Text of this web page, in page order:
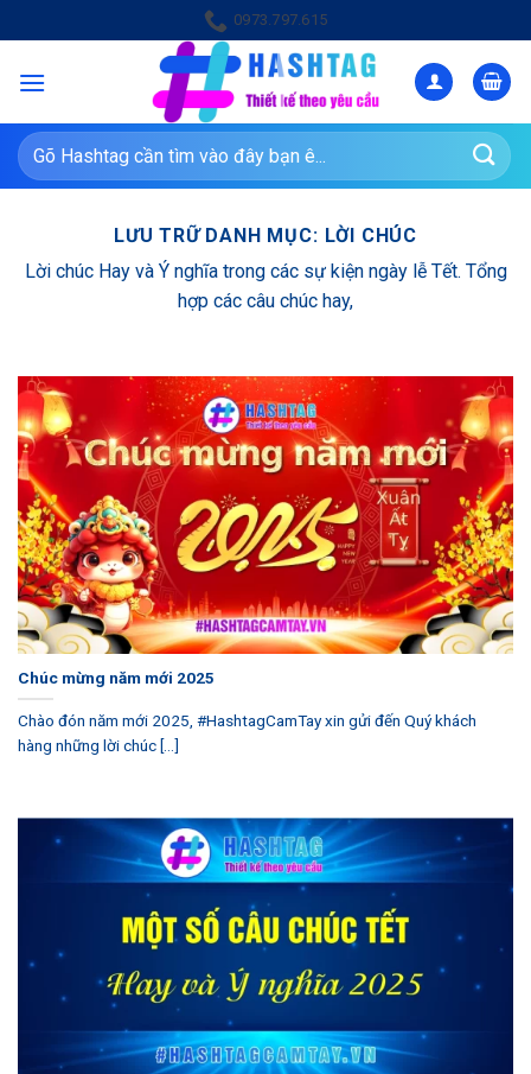
qua
nội
0973.797.615
Tìm
kiếm:
LƯU TRỮ DANH MỤC: LỜI CHÚC
Lời chúc Hay và Ý nghĩa trong các sự kiện ngày lễ Tết. Tổng
hợp các câu chúc hay,
Chúc mừng năm mới 2025
Chào đón năm mới 2025, #HashtagCamTay xin gửi đến Quý khách
hàng những lời chúc [...]